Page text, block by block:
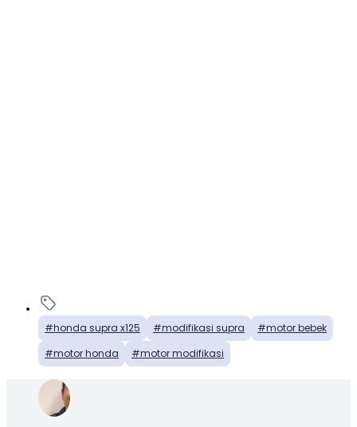
honda supra x125 modifikasi supra
motor bebek
motor honda
motor modifikasi